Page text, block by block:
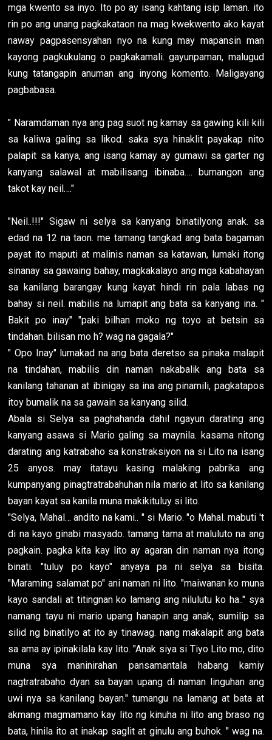
mga kwento sa inyo. Ito po ay isang kahtang isip laman. ito
rin po ang unang pagkakataon na mag kwekwento ako kayat
naway pagpasensyahan nyo na kung may mapansin man
kayong pagkukulang o pagkakamali. gayunpaman, malugud
kung tatangapin anuman ang inyong komento. Maligayang
pagbabasa.
" Naramdaman nya ang pag suot ng kamay sa gawing kili kili
sa kaliwa galing sa likod. saka sya hinaklit payakap nito
palapit sa kanya, ang isang kamay ay gumawi sa garter ng
kanyang salawal at mabilisang ibinaba…. bumangon ang
takot kay neil…."
"Neil..!!!" Sigaw ni selya sa kanyang binatilyong anak. sa
edad na 12 na taon. me tamang tangkad ang bata bagaman
payat ito maputi at malinis naman sa katawan, lumaki itong
sinanay sa gawaing bahay, magkakalayo ang mga kabahayan
sa kanilang barangay kung kayat hindi rin pala labas ng
bahay si neil. mabilis na lumapit ang bata sa kanyang ina. "
Bakit po inay" "paki bilhan moko ng toyo at betsin sa
tindahan. bilisan mo h? wag na gagala?"
" Opo Inay" lumakad na ang bata deretso sa pinaka malapit
na tindahan, mabilis din naman nakabalik ang bata sa
kanilang tahanan at ibinigay sa ina ang pinamili, pagkatapos
itoy bumalik na sa gawain sa kanyang silid.
Abala si Selya sa paghahanda dahil ngayun darating ang
kanyang asawa si Mario galing sa maynila. kasama nitong
darating ang katrabaho sa konstraksiyon na si Lito na isang
25 anyos. may itatayu kasing malaking pabrika ang
kumpanyang pinagtratrabahuhan nila mario at lito sa kanilang
bayan kayat sa kanila muna makikituluy si lito.
"Selya, Mahal… andito na kami.. " si Mario. "o Mahal. mabuti 't
di na kayo ginabi masyado. tamang tama at maluluto na ang
pagkain. pagka kita kay lito ay agaran din naman nya itong
binati. "tuluy po kayo" anyaya pa ni selya sa bisita.
"Maraming salamat po" ani naman ni lito. "maiwanan ko muna
kayo sandali at titingnan ko lamang ang nilulutu ko ha.." sya
namang tayu ni mario upang hanapin ang anak, sumilip sa
silid ng binatilyo at ito ay tinawag. nang makalapit ang bata
sa ama ay ipinakilala kay lito. "Anak siya si Tiyo Lito mo, dito
muna sya maninirahan pansamantala habang kamiy
nagtratrabaho dyan sa bayan upang di naman linguhan ang
uwi nya sa kanilang bayan." tumangu na lamang at bata at
akmang magmamano kay lito ng kinuha ni lito ang braso ng
bata, hinila ito at inakap saglit at ginulu ang buhok. " wag na.